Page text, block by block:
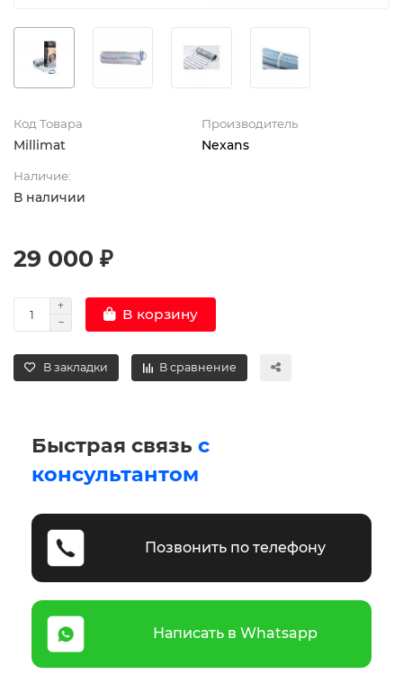
Код Товара
Millimat
Производитель
Nexans
Наличие:
В наличии
29 000 ₽
В корзину
В закладки В сравнение
Быстрая связь с
консультантом
Позвонить по телефону
Написать в Whatsapp